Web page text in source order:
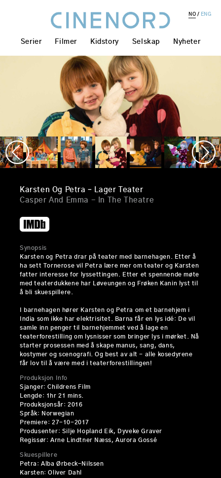
NO ENG
Serier Filmer Kidstory Selskap Nyheter
Karsten Og Petra – Lager Teater
Casper And Emma - In The Theatre
Synopsis
Karsten og Petra drar på teater med barnehagen. Etter å
ha sett Tornerose vil Petra lære mer om teater og Karsten
fatter interesse for lyssettingen. Etter et spennende møte
med teaterdukkene har Løveungen og Frøken Kanin lyst til
å bli skuespillere.
I barnehagen hører Karsten og Petra om et barnehjem i
India som ikke har elektrisitet. Barna får en lys idé: De vil
samle inn penger til barnehjemmet ved å lage en
teaterforestilling om lysnisser som bringer lys i mørket. Nå
starter prosessen med å skape manus, sang, dans,
kostymer og scenografi. Og best av alt - alle kosedyrene
får lov til å være med i teaterforestillingen!
Produksjon Info
Sjanger: Childrens Film
Lengde: 1hr 21 mins.
Produksjonsår: 2016
Språk: Norwegian
Premiere: 27-10-2017
Produsenter: Silje Hopland Eik, Dyveke Graver
Regissør: Arne Lindtner Næss, Aurora Gossé
Skuespillere
Petra: Alba Ørbeck-Nilssen
Karsten: Oliver Dahl